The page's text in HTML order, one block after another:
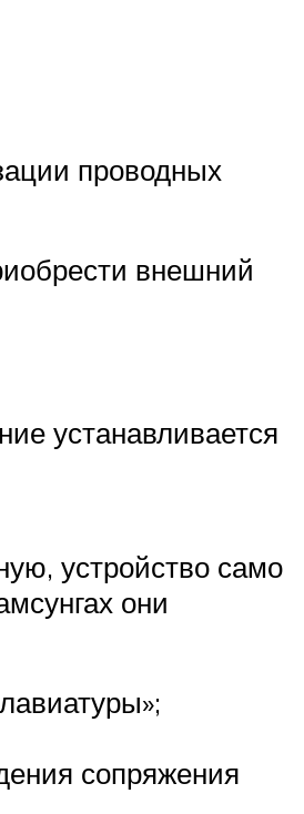
проводных
внешний
устанавливается
устройство само
они
сопряжения